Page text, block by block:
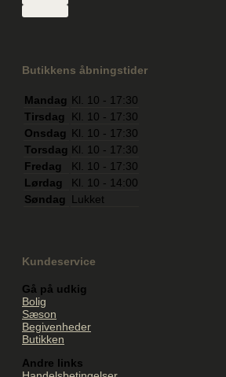
Butikkens åbningstider
Mandag Kl. 10 - 17:30
Tirsdag
Kl. 10 - 17:30
Onsdag Kl. 10 - 17:30
Torsdag Kl. 10 - 17:30
Fredag
Kl. 10 - 17:30
Lørdag
Kl. 10 - 14:00
Søndag
Lukket
Kundeservice
Gå på udkig
Bolig
Sæson
Begivenheder
Butikken
Andre links